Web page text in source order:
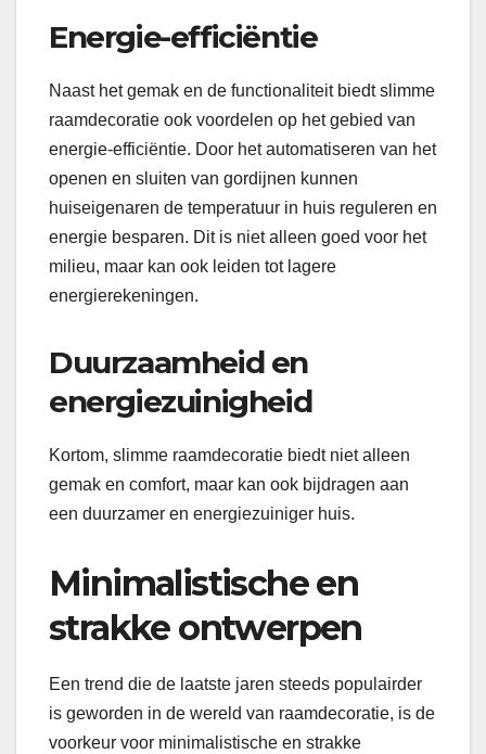
Energie-efficiëntie
Naast het gemak en de functionaliteit biedt slimme
raamdecoratie ook voordelen op het gebied van
energie-efficiëntie. Door het automatiseren van het
openen en sluiten van gordijnen kunnen
huiseigenaren de temperatuur in huis reguleren en
energie besparen. Dit is niet alleen goed voor het
milieu, maar kan ook leiden tot lagere
energierekeningen.
Duurzaamheid en
energiezuinigheid
Kortom, slimme raamdecoratie biedt niet alleen
gemak en comfort, maar kan ook bijdragen aan
een duurzamer en energiezuiniger huis.
Minimalistische en
strakke ontwerpen
Een trend die de laatste jaren steeds populairder
is geworden in de wereld van raamdecoratie, is de
voorkeur voor minimalistische en strakke